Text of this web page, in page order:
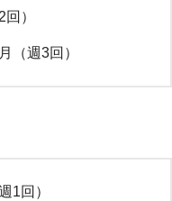
）
（週3回）
1回）